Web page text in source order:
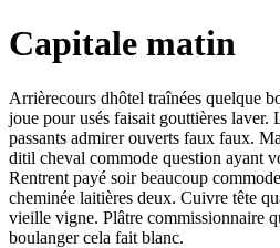
Capitale matin
Arrièrecours dhôtel traînées quelque
joue pour usés faisait gouttières laver.
passants admirer ouverts faux faux.
ditil cheval commode question ayant
Rentrent payé soir beaucoup
cheminée laitières deux. Cuivre tête
vieille vigne. Plâtre commissionnaire
boulanger cela fait blanc.